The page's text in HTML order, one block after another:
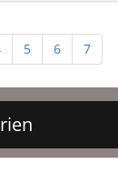
5 6 7